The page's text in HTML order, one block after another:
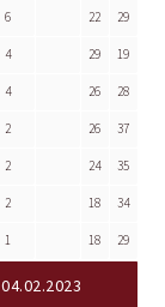
6 22 29
4 29 19
4 26 28
2 26 37
2 24 35
2 18 34
1 18 29